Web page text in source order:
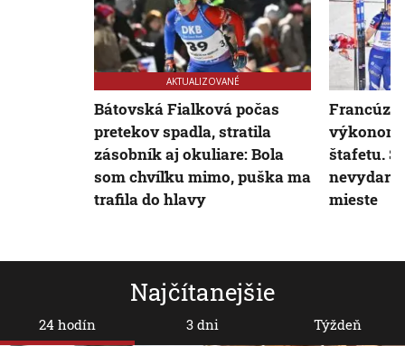
Najčítanejšie
24 hodín 3 dni Týždeň
AKTUALIZOVANÉ
Bátovská Fialková počas
pretekov spadla, stratila
zásobník aj okuliare: Bola
som chvíľku mimo, puška ma
trafila do hlavy
výkonom
štafetu.
mieste